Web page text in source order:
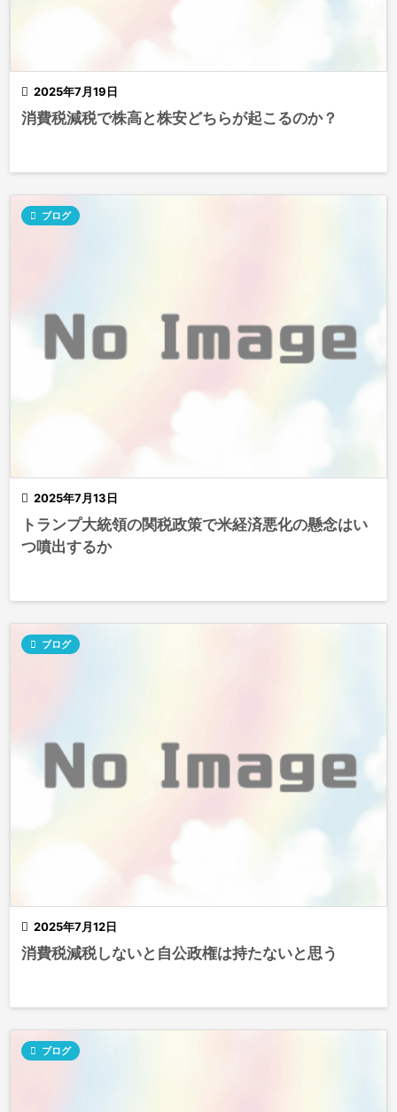
 2025年7月19日
消費税減税で株高と株安どちらが起こるのか？
 2025年7月13日
 ブログ
トランプ大統領の関税政策で米経済悪化の懸念はい
つ噴出するか
 2025年7月12日
 ブログ
消費税減税しないと自公政権は持たないと思う
 ブログ